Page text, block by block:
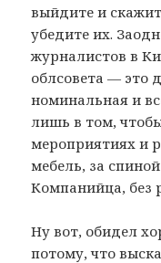
выйдите и
убедите их.
журналистов в
облсовета — это
номинальная и
лишь в том,
мероприятиях и
мебель, за
Компанийца, без
Ну вот, обидел
потому, что